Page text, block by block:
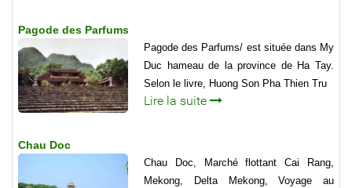
Pagode des Parfums
Pagode des Parfums/ est située dans My
Duc hameau de la province de Ha Tay.
Selon le livre, Huong Son Pha Thien Tru
Lire la suite
Chau Doc
Chau Doc, Marché flottant Cai Rang,
Mekong, Delta Mekong, Voyage au